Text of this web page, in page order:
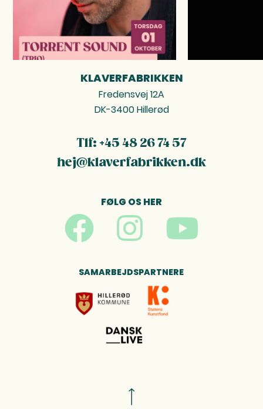
KLAVERFABRIKKEN
Fredensvej 12A
DK-3400 Hillerød
Tlf: +45 48 26 74 57
hej@klaverfabrikken.dk
FØLG OS HER
SAMARBEJDSPARTNERE